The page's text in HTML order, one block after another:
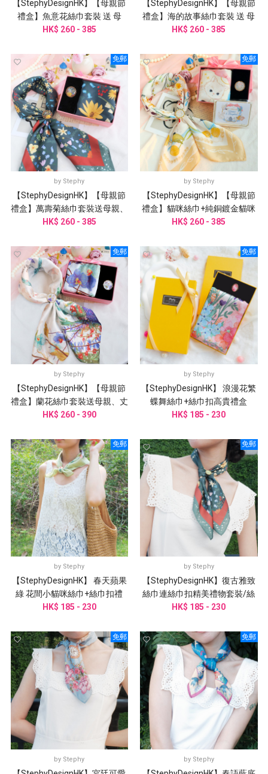
【StephyDesignHK】【母親節
禮盒】魚意花絲巾套裝 送 母
親、丈母娘、婆婆、乾媽
HK$ 260 - 385
【StephyDesignHK】【母親節
禮盒】海的故事絲巾套裝 送 母
親、丈母娘、婆婆、外婆
HK$ 260 - 385
免郵
by Stephy
【StephyDesignHK】【母親節
禮盒】萬壽菊絲巾套裝送母親、
阿嬤、外婆、丈母娘、婆婆
HK$ 260 - 385
免郵
by Stephy
【StephyDesignHK】【母親節
禮盒】貓咪絲巾+純銅鍍金貓咪
三環絲巾扣 高級禮盒套裝
HK$ 260 - 385
免郵
by Stephy
【StephyDesignHK】【母親節
禮盒】蘭花絲巾套裝送母親、丈
母娘、婆婆、阿嬤、外祖母
HK$ 260 - 390
免郵
by Stephy
【StephyDesignHK】 浪漫花繁
蝶舞絲巾+絲巾扣高貴禮盒
HK$ 185 - 230
免郵
by Stephy
【StephyDesignHK】 春天蘋果
綠 花間小貓咪絲巾+絲巾扣禮
盒/絲巾
HK$ 185 - 230
免郵
by Stephy
【StephyDesignHK】復古雅致
絲巾連絲巾扣精美禮物套裝/絲
巾/小圍巾客製化禮物
HK$ 185 - 230
免郵
by Stephy
免郵
by Stephy